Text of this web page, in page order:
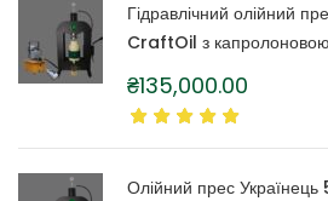
Гідравлічний олійний
CraftOil з
₴135,000.00
Олійний прес